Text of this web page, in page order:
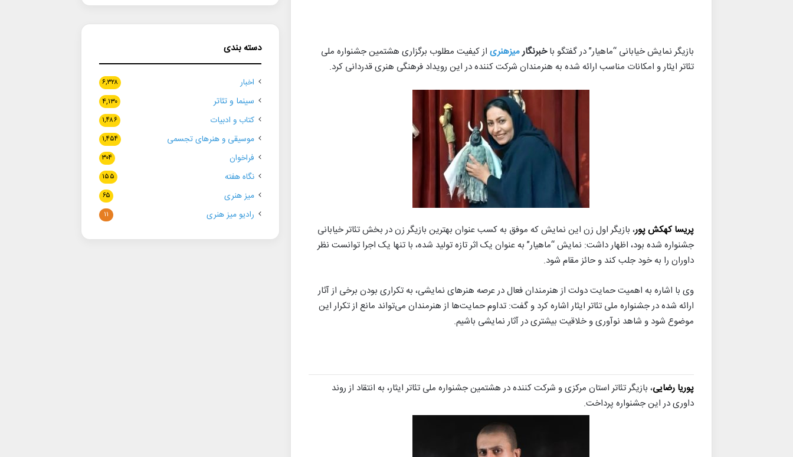
بازیگر نمایش خیابانی “ماهیار” در گفتگو باخبرنگارمیزهنری از کیفیت مطلوب برگزاری هشتمین جشنواره ملی
تئاتر ایثار و امکانات مناسب ارائه شده به هنرمندان شرکت کننده در این رویداد فرهنگی هنری قدردانی کرد.
پریسا کهکش پور، بازیگر اول زن این نمایش که موفق به کسب عنوان بهترین بازیگر زن در بخش تئاتر خیابانی
جشنواره شده بود، اظهار داشت: نمایش “ماهیار” به عنوان یک اثر تازه تولید شده، با تنها یک اجرا توانست نظر
داوران را به خود جلب کند و حائز مقام شود.
وی با اشاره به اهمیت حمایت دولت از هنرمندان فعال در عرصه هنرهای نمایشی، به تکراری بودن برخی از آثار
ارائه شده در جشنواره ملی تئاتر ایثار اشاره کرد و گفت: تداوم حمایت‌ها از هنرمندان می‌تواند مانع از تکرار این
موضوع شود و شاهد نوآوری و خلاقیت بیشتری در آثار نمایشی باشیم.
پوریا رضایی، بازیگر تئاتر استان مرکزی و شرکت کننده در هشتمین جشنواره ملی تئاتر ایثار، به انتقاد از روند
داوری در این جشنواره پرداخت.
دسته بندی
اخبار ۶,۳۲۸
سینما و تئاتر ۴,۱۳۰
کتاب و ادبیات ۱,۴۸۶
موسیقی و هنرهای تجسمی ۱,۴۵۴
فراخوان ۳۰۴
نگاه هفته ۱۵۵
میز هنری ۶۵
رادیو میز هنری ۱۱